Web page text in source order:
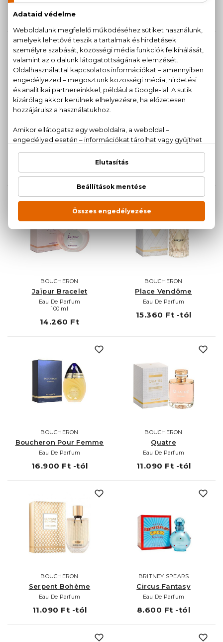
Eau De Parfum
13.390 Ft -tól
Eau De Parfum
AKCIÓ
HUGO BOSS
Boss Woman
18.260 Ft -
tól
BOUCHERON
Fleurs
100 ml
BOUCHERON
Jaïpur Bracelet
Eau De Parfum
100 ml
14.260 Ft
BOUCHERON
Place Vendôme
Eau De Parfum
15.360 Ft -tól
BOUCHERON
Boucheron Pour Femme
Eau De Parfum
16.900 Ft -tól
BOUCHERON
Quatre
Eau De Parfum
11.090 Ft -tól
BOUCHERON
Serpent Bohème
Eau De Parfum
11.090 Ft -tól
BRITNEY SPEARS
Circus Fantasy
Eau De Parfum
8.600 Ft -tól